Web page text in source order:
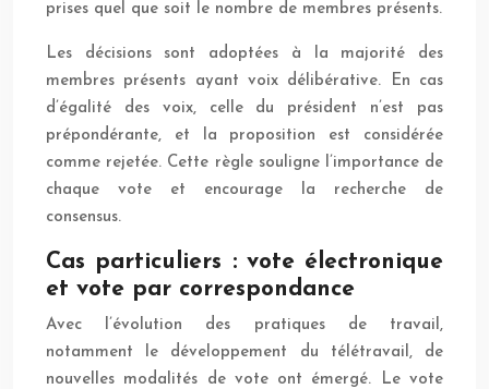
prises quel que soit le nombre de membres présents.
Les décisions sont adoptées à la majorité des
membres présents ayant voix délibérative. En cas
d’égalité des voix, celle du président n’est pas
prépondérante, et la proposition est considérée
comme rejetée. Cette règle souligne l’importance de
chaque vote et encourage la recherche de
consensus.
Cas particuliers : vote électronique
et vote par correspondance
Avec l’évolution des pratiques de travail,
notamment le développement du télétravail, de
nouvelles modalités de vote ont émergé. Le vote